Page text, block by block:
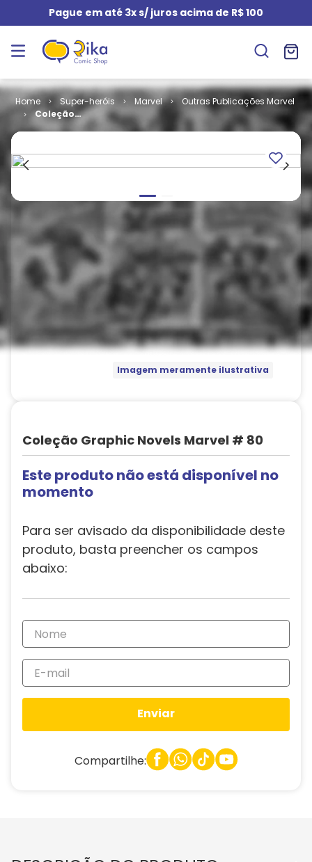
Pague em até 3x s/ juros acima de R$ 100
Super-heróis Marvel
Outras Publicações Marvel
Coleção
Graphic
# 80
Imagem meramente ilustrativa
Coleção Graphic Novels Marvel # 80
Este produto não está disponível no
momento
Para ser avisado da disponibilidade deste
produto, basta preencher os campos
abaixo:
Enviar
Compartilhe: